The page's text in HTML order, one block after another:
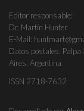
Editor responsable:
Dr. Martín Hunter
E-Mail:
Datos postales:
Aires, Argentina
ISSN 2718-7632